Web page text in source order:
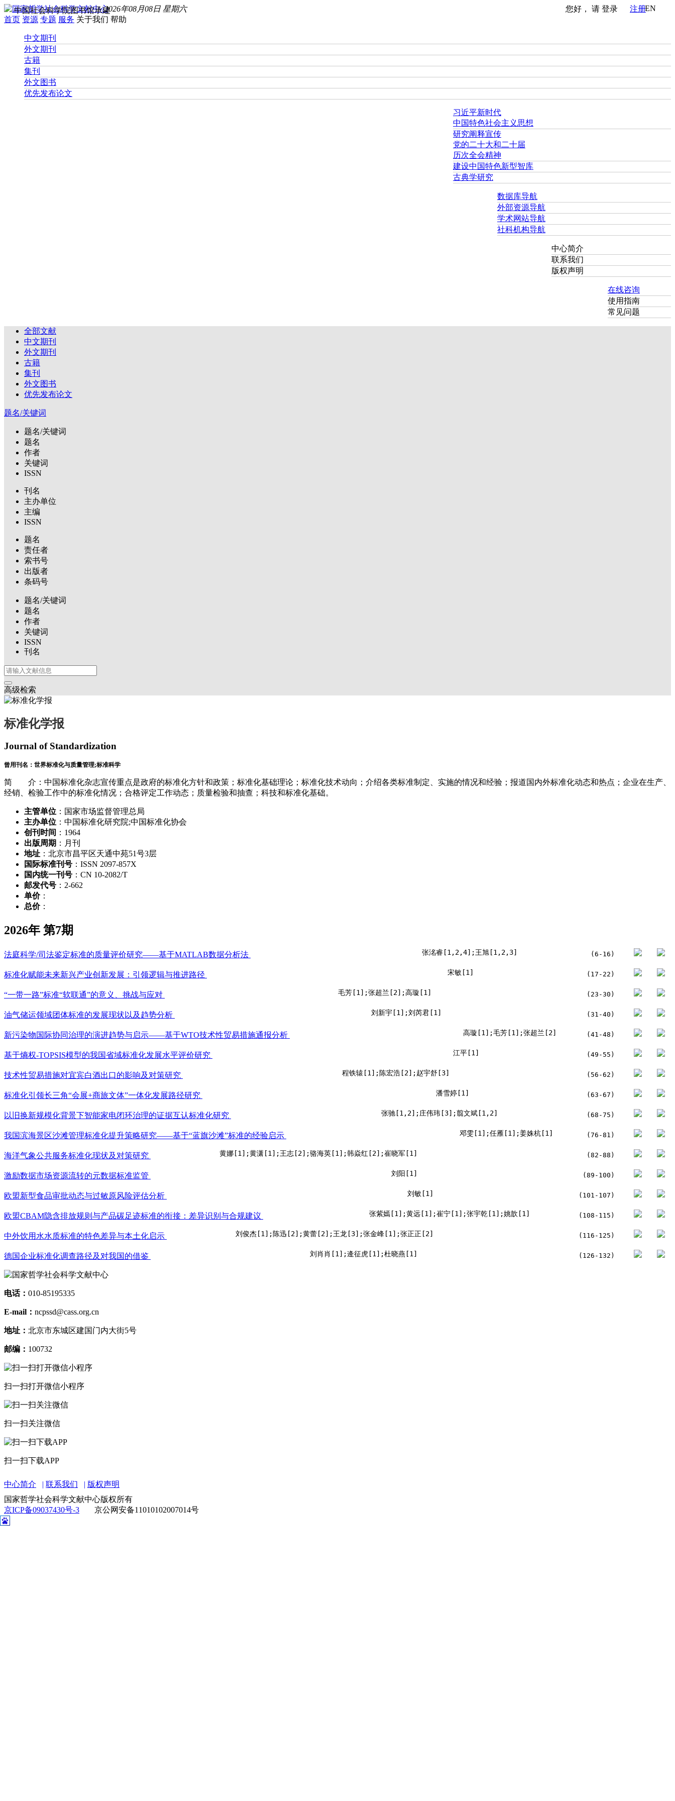
您好， 请 登录 注册EN
2026年08月08日 星期六
中国社会科学院图书馆承建
首页 资源 专题 服务 关于我们 帮助
中文期刊
外文期刊
古籍
集刊
外文图书
优先发布论文
习近平新时代
中国特色社会主义思想
研究阐释宣传
党的二十大和二十届
历次全会精神
建设中国特色新型智库
古典学研究
数据库导航
外部资源导航
学术网站导航
社科机构导航
中心简介
联系我们
版权声明
在线咨询
使用指南
常见问题
全部文献
中文期刊
外文期刊
古籍
集刊
外文图书
优先发布论文
题名/关键词
题名/关键词
题名
作者
关键词
ISSN
刊名
主办单位
主编
ISSN
题名
责任者
索书号
出版者
条码号
题名/关键词
题名
作者
关键词
ISSN
刊名
高级检索
标准化学报
Journal of Standardization
曾用刊名：世界标准化与质量管理;标准科学
简 介：中国标准化杂志宣传重点是政府的标准化方针和政策；标准化基础理论；标准化技术动向；介绍各类标准制定、实施的情况和经验；报道国内外标准化动态和热点；企业在生产、
经销、检验工作中的标准化情况；合格评定工作动态；质量检验和抽查；科技和标准化基础。
主管单位 ：国家市场监督管理总局
主办单位 ：中国标准化研究院;中国标准化协会
创刊时间 ：1964
出版周期 ：月刊
地址 ：北京市昌平区天通中苑51号3层
国际标准刊号 ：ISSN 2097-857X
国内统一刊号 ：CN 10-2082/T
邮发代号 ：2-662
单价：
总价：
2026年 第7期
法庭科学/司法鉴定标准的质量评价研究——基于MATLAB数据分析法 张洺睿[1,2,4];王旭[1,2,3] (6-16)
标准化赋能未来新兴产业创新发展：引领逻辑与推进路径 宋敏[1] (17-22)
“一带一路”标准“软联通”的意义、挑战与应对 毛芳[1];张超兰[2];高璇[1] (23-30)
油气储运领域团体标准的发展现状以及趋势分析 刘新宇[1];刘芮君[1] (31-40)
新污染物国际协同治理的演进趋势与启示——基于WTO技术性贸易措施通报分析 高璇[1];毛芳[1];张超兰[2] (41-48)
基于熵权-TOPSIS模型的我国省域标准化发展水平评价研究 江平[1] (49-55)
技术性贸易措施对宜宾白酒出口的影响及对策研究 程铁辕[1];陈宏浩[2];赵宇舒[3] (56-62)
标准化引领长三角“会展+商旅文体”一体化发展路径研究 潘雪婷[1] (63-67)
以旧换新规模化背景下智能家电闭环治理的证据互认标准化研究 张驰[1,2];庄伟玮[3];翦文斌[1,2] (68-75)
我国滨海景区沙滩管理标准化提升策略研究——基于“蓝旗沙滩”标准的经验启示 邓雯[1];任雁[1];姜姝杭[1] (76-81)
海洋气象公共服务标准化现状及对策研究 黄娜[1];黄潇[1];王志[2];骆海英[1];韩焱红[2];崔晓军[1] (82-88)
激励数据市场资源流转的元数据标准监管 刘阳[1] (89-100)
欧盟新型食品审批动态与过敏原风险评估分析 刘敏[1] (101-107)
欧盟CBAM隐含排放规则与产品碳足迹标准的衔接：差异识别与合规建议 张紫嫣[1];黄远[1];崔宁[1];张宇乾[1];姚歆[1] (108-115)
中外饮用水水质标准的特色差异与本土化启示 刘俊杰[1];陈迅[2];黄蕾[2];王龙[3];张金峰[1];张正正[2] (116-125)
德国企业标准化调查路径及对我国的借鉴 刘肖肖[1];逄征虎[1];杜晓燕[1] (126-132)
电话： 010-85195335
E-mail： ncpssd@cass.org.cn
地址： 北京市东城区建国门内大街5号
邮编： 100732
扫一扫打开微信小程序
扫一扫关注微信
扫一扫下载APP
中心简介 联系我们
版权声明
国家哲学社会科学文献中心版权所有
京ICP备09037430号-3
京公网安备11010102007014号